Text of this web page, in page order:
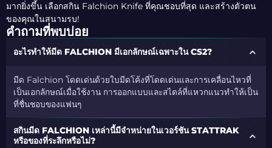
มากยิ่งขึ้น เลือกสกิน Falchion Knife ที่คุณชอบที่สุด และสร้างตัวตน
ของคุณในสนามรบ!
คำถามที่พบบ่อย
อะไรทำให้มีด FALCHION มีเอกลักษณ์เฉพาะใน CS2?
มีด Falchion โดดเด่นด้วยใบมีดโค้งที่โดดเด่นและการเคลื่อนไหวที่
เป็นเอกลักษณ์เมื่อใช้งาน การออกแบบและสไตล์ที่แหวกแนวทำให้เป็น
ที่ชื่นชอบของแฟนๆ
สกินมีด FALCHION เหล่านี้มีจำหน่ายในเวอร์ชัน STATTRAK
หรือของที่ระลึกหรือไม่?